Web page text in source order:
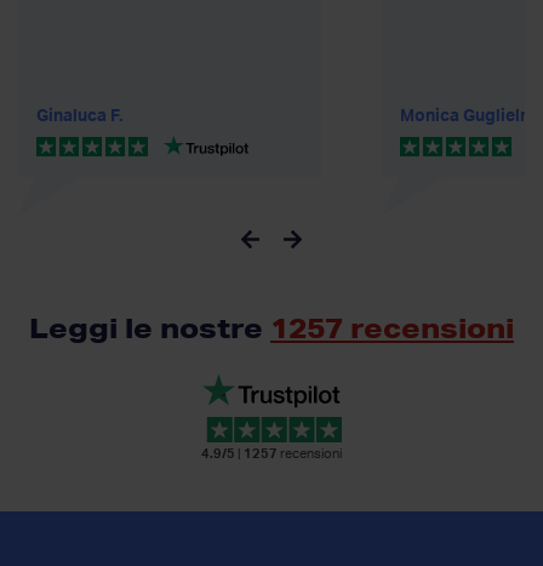
Ginaluca F. Monica
Leggi le nostre 1257 recensioni
4.9/5 1257 recensioni